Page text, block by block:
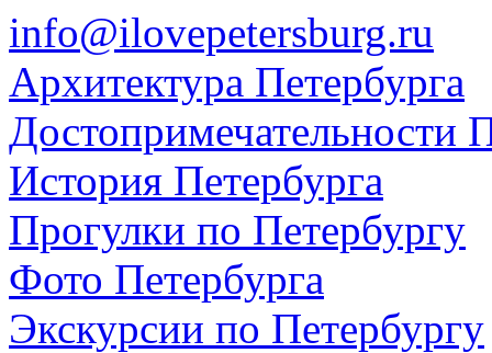
info@ilovepetersburg.ru
Архитектура Петербурга
Достопримечательности
История Петербурга
Прогулки по Петербургу
Фото Петербурга
Экскурсии по Петербургу